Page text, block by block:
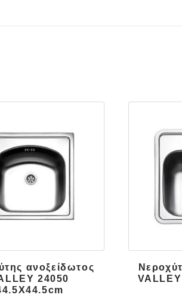
ανοξείδωτος
24050